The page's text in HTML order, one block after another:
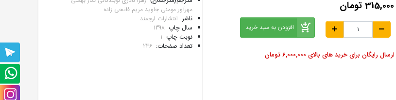
315,000 تومان
افزودن به سبد خرید
ارسال رایگان برای خرید های بالای 6,000,000 تومان
مهرآور مومنی جاوید مریم فاتحی زاده
ناشر انتشارات ارجمند
سال چاپ 1398
نوبت چاپ 1
تعداد صفحات: 236
پشتیبانی
تلگرام
پشتیبانی
واتس
صفحه